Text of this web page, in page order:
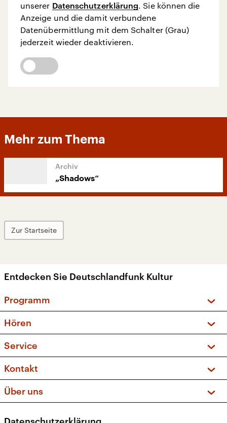
unserer Datenschutzerklärung. Sie können die
Anzeige und die damit verbundene
Datenübermittlung mit dem Schalter (Grau)
jederzeit wieder deaktivieren.
Mehr zum Thema
„Shadows“
Zur Startseite
Entdecken Sie Deutschlandfunk Kultur
Programm
Sendungen und Podcasts
Musikliste
Kakadu – Das Kinderprogramm
Hören
Frequenzen (UKW + DAB+)
Service
FAQ
Apps
Newsletter
Kontakt
Social Media
Über uns